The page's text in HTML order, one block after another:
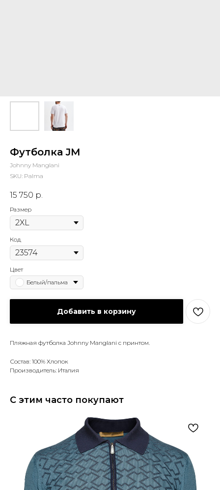
Футболка JM
Johnny Manglani
SKU: Palma
15 750 р.
Размер
Код
Цвет
Белый/пальма
Добавить в корзину
Пляжная футболка Johnny Manglani с принтом.
Состав: 100% Хлопок
Производитель: Италия
С этим часто покупают